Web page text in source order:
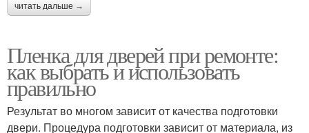
читать дальше →
Пленка для дверей при ремонте:
как выбрать и использовать
правильно
Результат во многом зависит от качества подготовки
двери. Процедура подготовки зависит от материала, из